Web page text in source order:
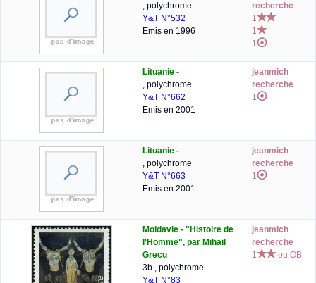
, polychrome
Y&T N°532
Emis en 1996
recherche
1
1
1
Lituanie -
, polychrome
Y&T N°662
Emis en 2001
jeanmich
recherche
1
Lituanie -
, polychrome
Y&T N°663
Emis en 2001
jeanmich
recherche
1
Moldavie - "Histoire de
l'Homme", par Mihail
Grecu
3b., polychrome
Y&T N°83
jeanmich
recherche
1
ou OB